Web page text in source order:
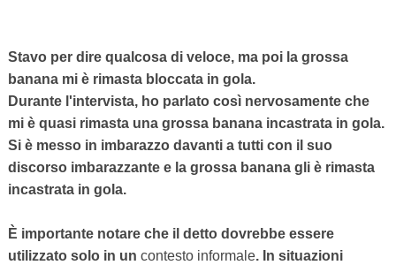
Stavo per dire qualcosa di veloce, ma poi la grossa
banana mi è rimasta bloccata in gola.
Durante l'intervista, ho parlato così nervosamente che
mi è quasi rimasta una grossa banana incastrata in gola.
Si è messo in imbarazzo davanti a tutti con il suo
discorso imbarazzante e la grossa banana gli è rimasta
incastrata in gola.
È importante notare che il detto dovrebbe essere
utilizzato solo in un contesto informale. In situazioni